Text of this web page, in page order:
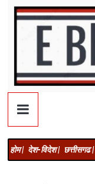
होम | देश-विदेश | छत्तीसगढ |